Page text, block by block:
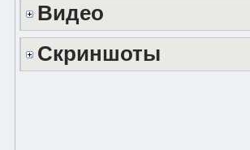
Видео
Скриншоты